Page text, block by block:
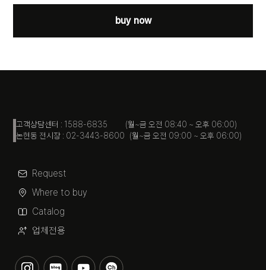
buy now
고객상담센터 : 1588-6835 (월~금 오전 08:40 ~ 오후 06:00)
논현동 전시장 : 02-3443-8600 (월~금 오전 09:00 ~ 오후 06:00)
Request
Where to buy
Catalog
업체전용